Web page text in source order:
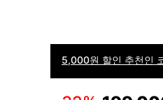
5,000원 할인 추천인